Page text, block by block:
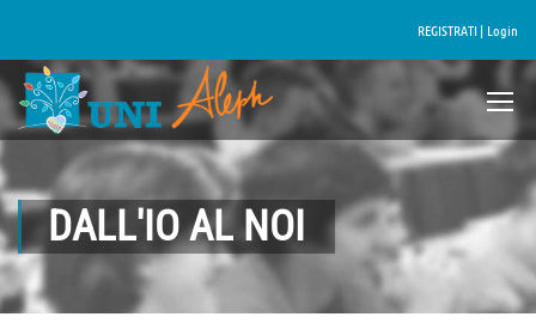
REGISTRATI | Login
DALL'IO AL NOI